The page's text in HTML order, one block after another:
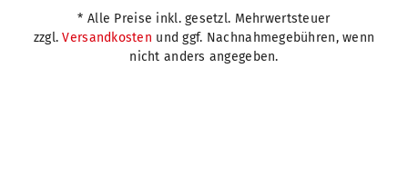
* Alle Preise inkl. gesetzl. Mehrwertsteuer
zzgl.Versandkosten und ggf. Nachnahmegebühren, wenn
nicht anders angegeben.